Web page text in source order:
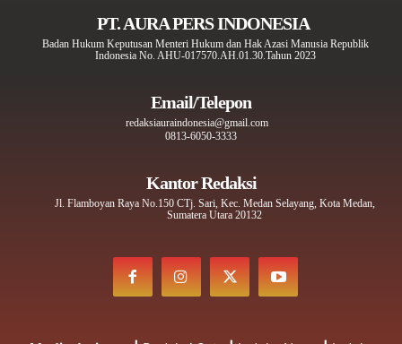
PT. AURA PERS INDONESIA
Badan Hukum Keputusan Menteri Hukum dan Hak Azasi Manusia Republik
Indonesia No. AHU-017570.AH.01.30.Tahun 2023
Email/Telepon
redaksiauraindonesia@gmail.com
0813-6050-3333
Kantor Redaksi
Jl. Flamboyan Raya No.150 CTj. Sari, Kec. Medan Selayang, Kota Medan,
Sumatera Utara 20132